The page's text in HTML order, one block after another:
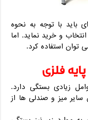
با توجه به نحوه
و خرید نماید. اما
توان استفاده کرد.
فلزی
زیادی بستگی دارد.
میز و صندلی ها از